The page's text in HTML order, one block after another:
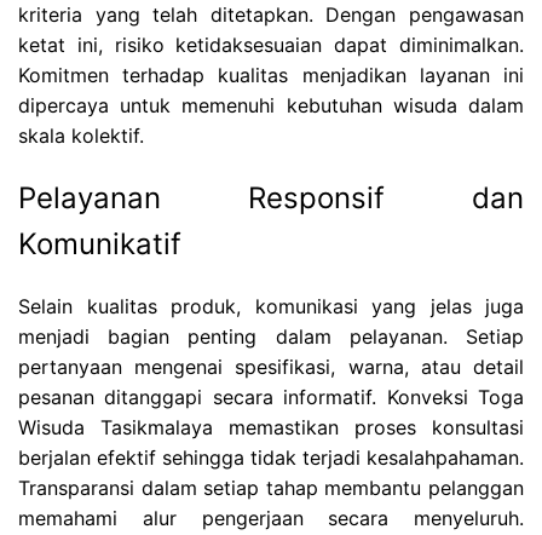
kriteria yang telah ditetapkan. Dengan pengawasan
ketat ini, risiko ketidaksesuaian dapat diminimalkan.
Komitmen terhadap kualitas menjadikan layanan ini
dipercaya untuk memenuhi kebutuhan wisuda dalam
skala kolektif.
Pelayanan Responsif dan
Komunikatif
Selain kualitas produk, komunikasi yang jelas juga
menjadi bagian penting dalam pelayanan. Setiap
pertanyaan mengenai spesifikasi, warna, atau detail
pesanan ditanggapi secara informatif. Konveksi Toga
Wisuda Tasikmalaya memastikan proses konsultasi
berjalan efektif sehingga tidak terjadi kesalahpahaman.
Transparansi dalam setiap tahap membantu pelanggan
memahami alur pengerjaan secara menyeluruh.